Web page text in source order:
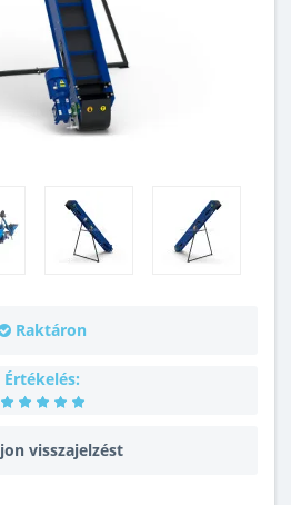
Raktáron
Értékelés:
visszajelzést